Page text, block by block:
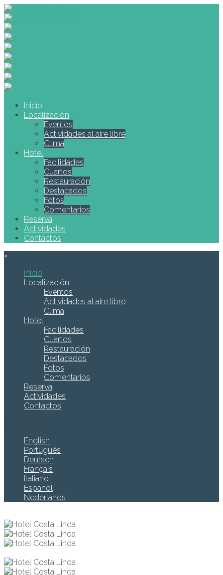
Inicio
Localización
Eventos
Actividades al aire libre
Clima
Hotel
Facilidades
Cuartos
Restauración
Destacados
Fotos
Comentarios
Reserva
Actividades
Contactos
×
Inicio
Localización
Eventos
Actividades al aire libre
Clima
Hotel
Facilidades
Cuartos
Restauración
Destacados
Fotos
Comentarios
Reserva
Actividades
Contactos
English
Português
Deutsch
Français
Italiano
Español
Nederlands